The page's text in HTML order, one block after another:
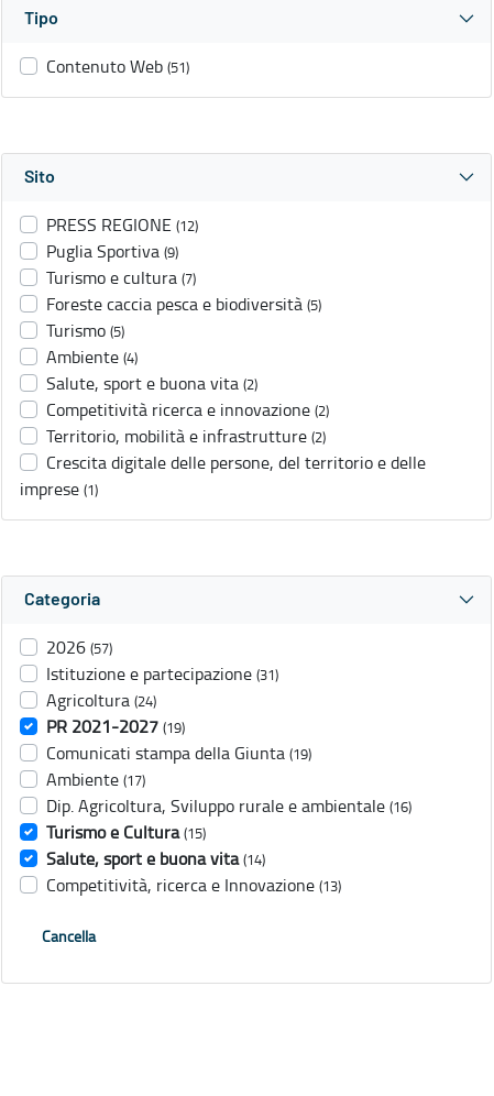
Tipo
Contenuto Web (51)
Sito
PRESS REGIONE (12)
Puglia Sportiva (9)
Turismo e cultura (7)
Foreste caccia pesca e biodiversità (5)
Turismo (5)
Ambiente (4)
Salute, sport e buona vita (2)
Competitività ricerca e innovazione (2)
Territorio, mobilità e infrastrutture (2)
Crescita digitale delle persone, del territorio e delle
imprese (1)
Categoria
2026 (57)
Istituzione e partecipazione (31)
Agricoltura (24)
PR 2021-2027 (19)
Comunicati stampa della Giunta (19)
Ambiente (17)
Dip. Agricoltura, Sviluppo rurale e ambientale (16)
Turismo e Cultura (15)
Salute, sport e buona vita (14)
Competitività, ricerca e Innovazione (13)
Cancella